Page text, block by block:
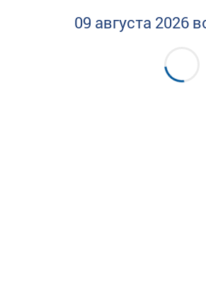
09 августа 2026